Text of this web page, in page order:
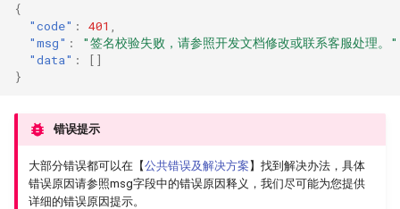
{
"code" : 401 ,
"msg" : "签名校验失败，请参照开发文档修改或联系客服处理。"
"data" :
[]
}
错误提示
大部分错误都可以在【公共错误及解决方案】找到解决办法，具体
错误原因请参照msg字段中的错误原因释义，我们尽可能为您提供
详细的错误原因提示。